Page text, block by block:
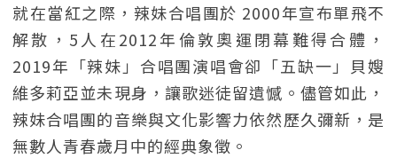
就在當紅之際，辣妹合唱團於 2000年宣布單飛不
解散，5人在2012年倫敦奧運閉幕難得合體，
2019年「辣妹」合唱團演唱會卻「五缺一」貝嫂
維多莉亞並未現身，讓歌迷徒留遺憾。儘管如此，
辣妹合唱團的音樂與文化影響力依然歷久彌新，是
無數人青春歲月中的經典象徵。